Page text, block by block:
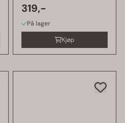
12x100 g, ...
319,-
På lager
Kjøp